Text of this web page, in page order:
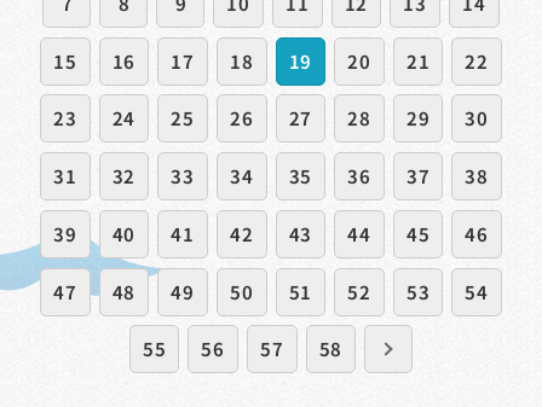
15 16 17 18 19 20 21 22
23 24 25 26 27 28 29 30
31 32 33 34 35 36 37 38
39 40 41 42 43 44 45 46
47 48 49 50 51 52 53 54
55 56 57 58